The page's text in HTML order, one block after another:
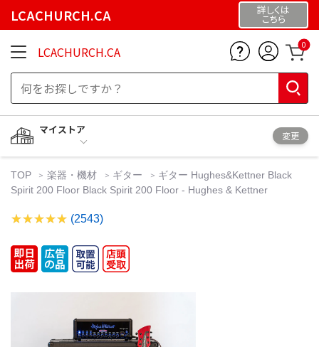
LCACHURCH.CA 詳しくは
こちら
LCACHURCH.CA 0
マイストア
変更
TOP 楽器・機材 ギター
ギター Hughes&Kettner Black
Spirit 200 Floor Black Spirit 200 Floor - Hughes & Kettner
(2543)